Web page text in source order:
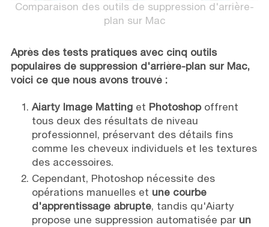
Comparaison des outils de suppression d'arrière-
plan sur Mac
Après des tests pratiques avec cinq outils
populaires de suppression d'arrière-plan sur Mac,
voici ce que nous avons trouvé :
Aiarty Image Mattinget Photoshopoffrent
tous deux des résultats de niveau
professionnel, préservant des détails fins
comme les cheveux individuels et les textures
des accessoires.
Cependant, Photoshop nécessite des
opérations manuelles et une courbe
d'apprentissage abrupte, tandis qu'Aiarty
propose une suppression automatisée par un